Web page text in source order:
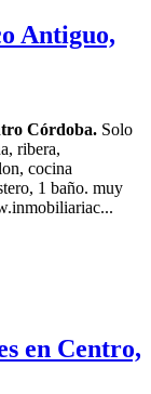
Antiguo,
Córdoba. Solo
ribera,
cocina
1 baño. muy
en Centro,